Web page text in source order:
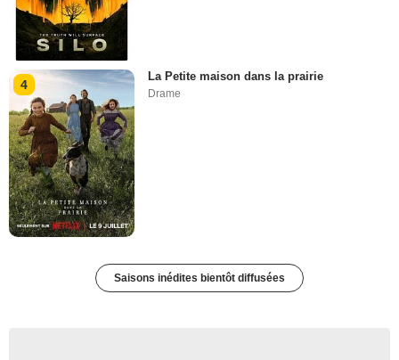
4
La Petite maison dans la prairie
Drame
Saisons inédites bientôt diffusées